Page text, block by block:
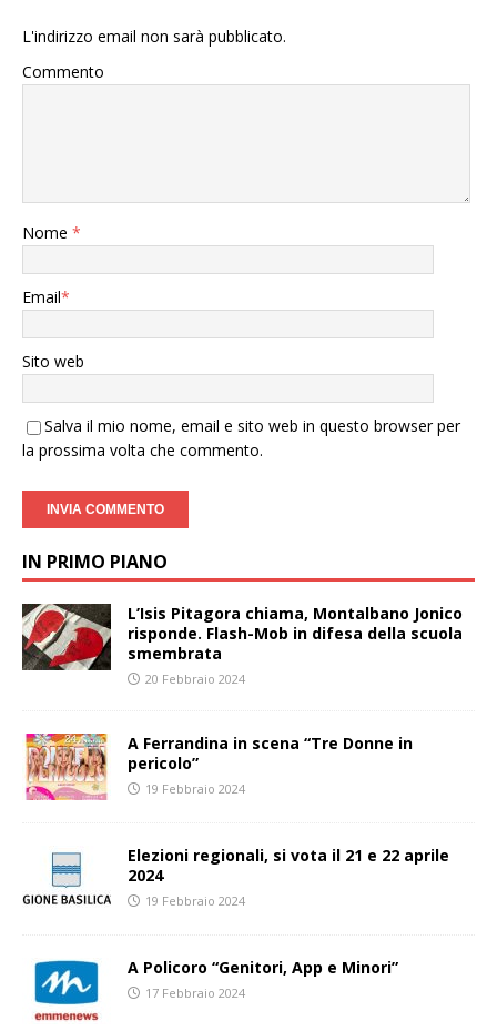
L'indirizzo email non sarà pubblicato.
Commento
Nome *
Email*
Sito web
Salva il mio nome, email e sito web in questo browser per
la prossima volta che commento.
IN PRIMO PIANO
L’Isis Pitagora chiama, Montalbano Jonico
risponde. Flash-Mob in difesa della scuola
smembrata
20 Febbraio 2024
A Ferrandina in scena “Tre Donne in
pericolo”
19 Febbraio 2024
Elezioni regionali, si vota il 21 e 22 aprile
2024
19 Febbraio 2024
A Policoro “Genitori, App e Minori”
17 Febbraio 2024